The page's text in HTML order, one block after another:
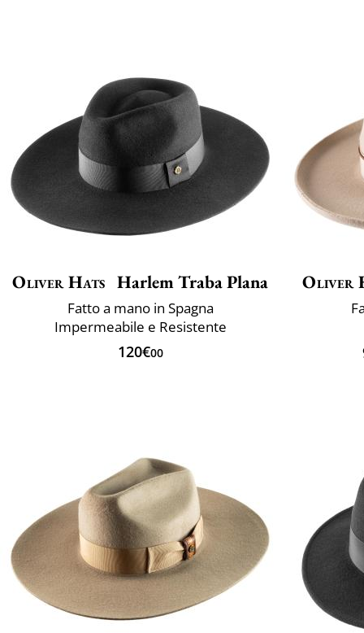
Oliver Hats Harlem Traba Plana
Fatto a mano in Spagna
Impermeabile e Resistente
120€00
Oliver